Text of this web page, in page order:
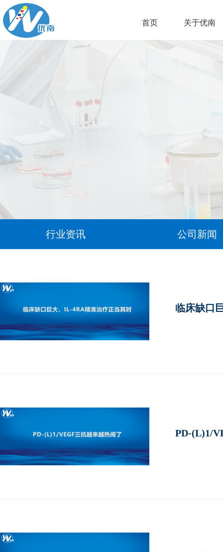
首页 关于优南
行业资讯 公司新闻
临床缺口
PD-(L)1/